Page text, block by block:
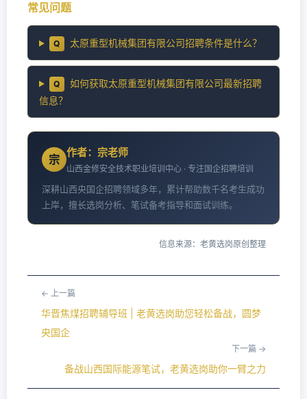
常见问题
Q 太原重型机械集团有限公司招聘条件是什么？
Q
如何获取太原重型机械集团有限公司最新招聘
信息？
宗
作者：宗老师
山西金修安全技术职业培训中心 · 专注国企招聘培训
深耕山西央国企招聘领域多年，累计帮助数千名考生成功
上岸，擅长选岗分析、笔试备考指导和面试训练。
信息来源：老黄选岗原创整理
← 上一篇
华晋焦煤招聘辅导班 | 老黄选岗助您轻松备战，圆梦
央国企
下一篇 →
备战山西国际能源笔试，老黄选岗助你一臂之力